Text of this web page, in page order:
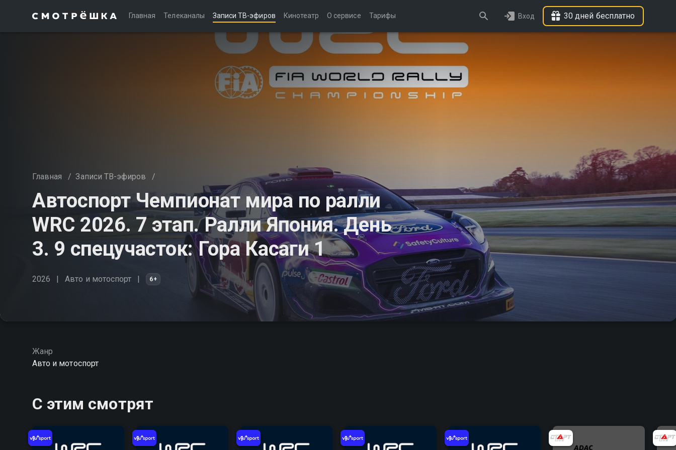
Главная Телеканалы Записи ТВ-эфиров Кинотеатр О сервисе Тарифы Вход 30 дней бесплатно
Главная / Записи ТВ-эфиров /
Автоспорт Чемпионат мира по ралли
WRC 2026. 7 этап. Ралли Япония. День
3. 9 спецучасток: Гора Касаги 1
2026 Авто и мотоспорт 6+
Жанр
Авто и мотоспорт
С этим смотрят